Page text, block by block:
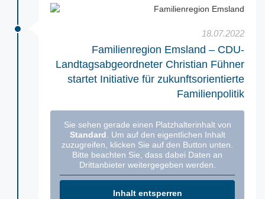
18.07.2022
Familienregion Emsland – CDU-
Landtagsabgeordneter Christian Fühner
startet Initiative für zukunftsorientierte
Familienpolitik
Sie sehen gerade einen Platzhalterinhalt von
Standard. Um auf den eigentlichen Inhalt
zuzugreifen, klicken Sie auf den Button unten.
Bitte beachten Sie, dass dabei Daten an
Drittanbieter weitergegeben werden.
Inhalt entsperren